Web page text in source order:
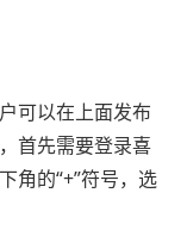
可以在上面发布
首先需要登录喜
角的“+”符号，选